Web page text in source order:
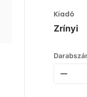
Kiadó
Zrínyi